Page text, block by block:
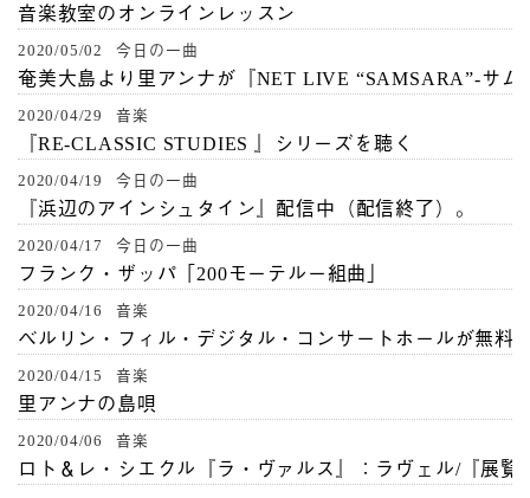
音楽教室のオンラインレッスン
2020/05/02 今日の一曲
奄美大島より里アンナが『NET LIVE “SAMSARA”-サ
2020/04/29 音楽
『RE-CLASSIC STUDIES 』シリーズを聴く
2020/04/19 今日の一曲
『浜辺のアインシュタイン』配信中（配信終了）。
2020/04/17 今日の一曲
フランク・ザッパ「200モーテルー組曲」
2020/04/16 音楽
ベルリン・フィル・デジタル・コンサートホールが無料
2020/04/15 音楽
里アンナの島唄
2020/04/06 音楽
ロト＆レ・シエクル『ラ・ヴァルス』：ラヴェル/『展